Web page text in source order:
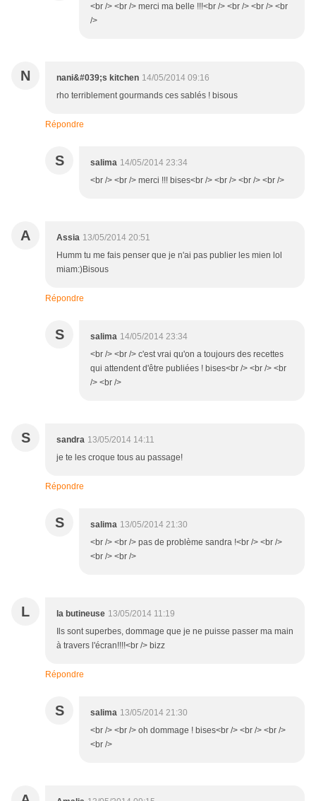
<br /> <br /> merci ma belle !!!<br /> <br /> <br /> <br
/>
N nani&#039;s kitchen 14/05/2014 09:16
rho terriblement gourmands ces sablés ! bisous
Répondre
S salima 14/05/2014 23:34
<br /> <br /> merci !!! bises<br /> <br /> <br /> <br />
A Assia 13/05/2014 20:51
Humm tu me fais penser que je n'ai pas publier les mien lol
miam:)Bisous
Répondre
S salima 14/05/2014 23:34
<br /> <br /> c'est vrai qu'on a toujours des recettes
qui attendent d'être publiées ! bises<br /> <br /> <br
/> <br />
S sandra 13/05/2014 14:11
je te les croque tous au passage!
Répondre
S salima 13/05/2014 21:30
<br /> <br /> pas de problème sandra !<br /> <br />
<br /> <br />
L la butineuse 13/05/2014 11:19
Ils sont superbes, dommage que je ne puisse passer ma main
à travers l'écran!!!!<br /> bizz
Répondre
S salima 13/05/2014 21:30
<br /> <br /> oh dommage ! bises<br /> <br /> <br />
<br />